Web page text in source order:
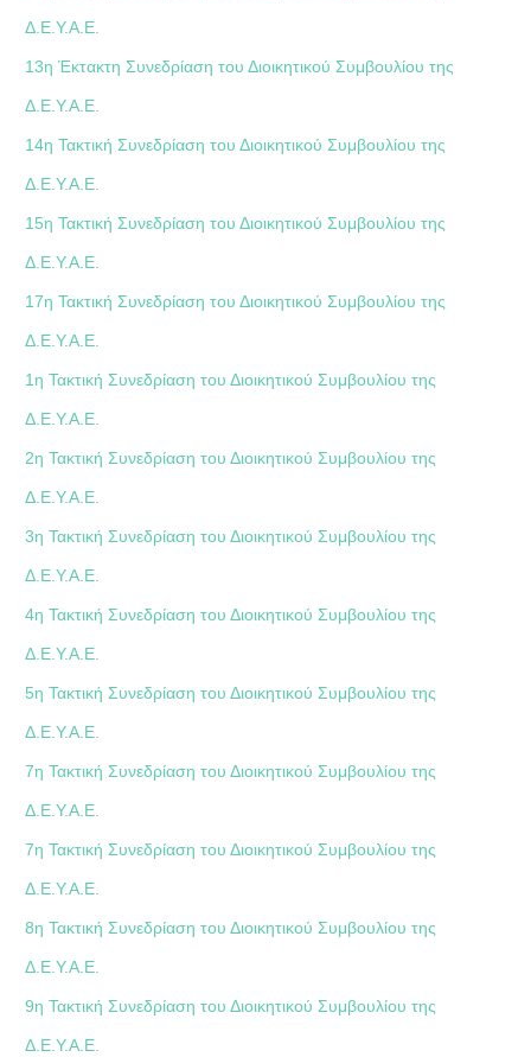
Δ.Ε.Υ.Α.Ε.
13η Έκτακτη Συνεδρίαση του Διοικητικού Συμβουλίου της
Δ.Ε.Υ.Α.Ε.
14η Τακτική Συνεδρίαση του Διοικητικού Συμβουλίου της
Δ.Ε.Υ.Α.Ε.
15η Τακτική Συνεδρίαση του Διοικητικού Συμβουλίου της
Δ.Ε.Υ.Α.Ε.
17η Τακτική Συνεδρίαση του Διοικητικού Συμβουλίου της
Δ.Ε.Υ.Α.Ε.
1η Τακτική Συνεδρίαση του Διοικητικού Συμβουλίου της
Δ.Ε.Υ.Α.Ε.
2η Τακτική Συνεδρίαση του Διοικητικού Συμβουλίου της
Δ.Ε.Υ.Α.Ε.
3η Τακτική Συνεδρίαση του Διοικητικού Συμβουλίου της
Δ.Ε.Υ.Α.Ε.
4η Τακτική Συνεδρίαση του Διοικητικού Συμβουλίου της
Δ.Ε.Υ.Α.Ε.
5η Τακτική Συνεδρίαση του Διοικητικού Συμβουλίου της
Δ.Ε.Υ.Α.Ε.
7η Τακτική Συνεδρίαση του Διοικητικού Συμβουλίου της
Δ.Ε.Υ.Α.Ε.
7η Τακτική Συνεδρίαση του Διοικητικού Συμβουλίου της
Δ.Ε.Υ.Α.Ε.
8η Τακτική Συνεδρίαση του Διοικητικού Συμβουλίου της
Δ.Ε.Υ.Α.Ε.
9η Τακτική Συνεδρίαση του Διοικητικού Συμβουλίου της
Δ.Ε.Υ.Α.Ε.